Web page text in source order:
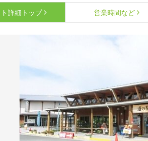
詳細 トップ 営業時間など